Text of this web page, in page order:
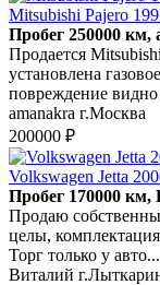
Mitsubishi Pajero
Пробег 250000 км,
Продается
установлена
повреждение
amanakra г.Москва
200000 ₽
Volkswagen Jetta
Пробег 170000 км,
Продаю
целы,
Торг только у
Виталий